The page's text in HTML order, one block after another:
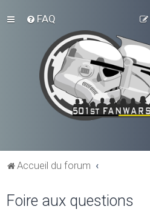
FAQ
Accueil du forum
Foire aux questions